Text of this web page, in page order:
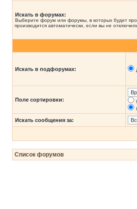
Искать в форумах:
Выберите форум или форумы, в которых будет
производится автоматически, если вы не
Искать в подфорумах:
Поле сортировки:
Искать сообщения за:
Список форумов